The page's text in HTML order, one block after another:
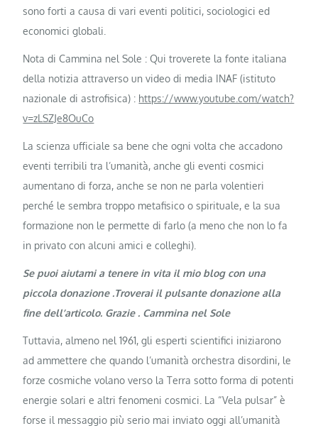
sono forti a causa di vari eventi politici, sociologici ed
economici globali.
Nota di Cammina nel Sole : Qui troverete la fonte italiana
della notizia attraverso un video di media INAF (istituto
nazionale di astrofisica) : https://www.youtube.com/watch?
v=zLSZJe8OuCo
La scienza ufficiale sa bene che ogni volta che accadono
eventi terribili tra l’umanità, anche gli eventi cosmici
aumentano di forza, anche se non ne parla volentieri
perché le sembra troppo metafisico o spirituale, e la sua
formazione non le permette di farlo (a meno che non lo fa
in privato con alcuni amici e colleghi).
Se puoi aiutami a tenere in vita il mio blog con una
piccola donazione .Troverai il pulsante donazione alla
fine dell’articolo. Grazie . Cammina nel Sole
Tuttavia, almeno nel 1961, gli esperti scientifici iniziarono
ad ammettere che quando l’umanità orchestra disordini, le
forze cosmiche volano verso la Terra sotto forma di potenti
energie solari e altri fenomeni cosmici. La “Vela pulsar” è
forse il messaggio più serio mai inviato oggi all’umanità